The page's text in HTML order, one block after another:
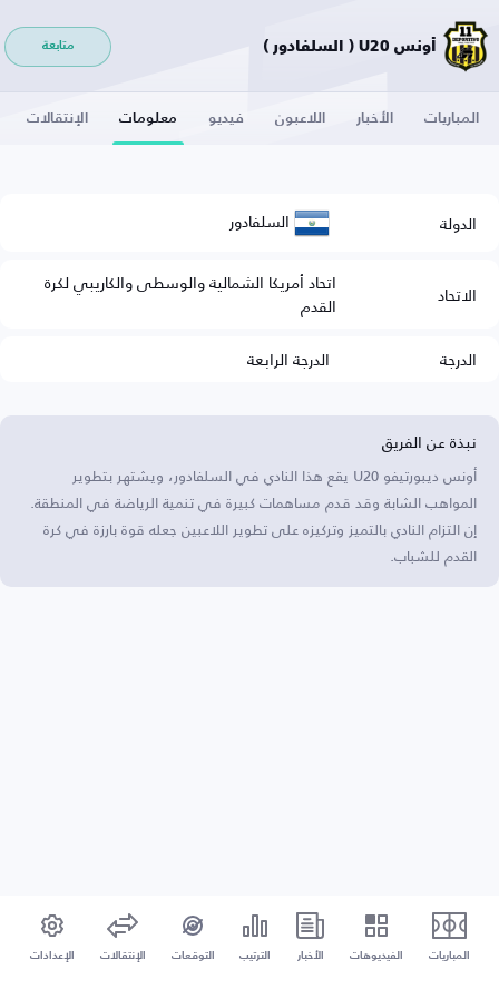
أونس U20 ( السلفادور ) متابعة
المباريات الأخبار اللاعبون فيديو معلومات الإنتقالات
الدولة السلفادور
الاتحاد اتحاد أمريكا الشمالية والوسطى والكاريبي لكرة
القدم
الدرجة
الدرجة الرابعة
نبذة عن الفريق
أونس ديبورتيفو U20 يقع هذا النادي في السلفادور، ويشتهر بتطوير
المواهب الشابة وقد قدم مساهمات كبيرة في تنمية الرياضة في المنطقة.
إن التزام النادي بالتميز وتركيزه على تطوير اللاعبين جعله قوة بارزة في كرة
القدم للشباب.
المباريات الفيديوهات الأخبار الترتيب التوقعات الإنتقالات الإعدادات